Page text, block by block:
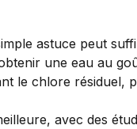
astuce peut
une eau au
le chlore résiduel,
avec des